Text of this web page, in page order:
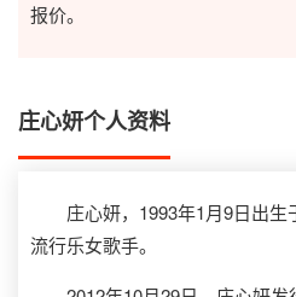
报价。
庄心妍个人资料
庄心妍，1993年1月9日出生
流行乐女歌手。